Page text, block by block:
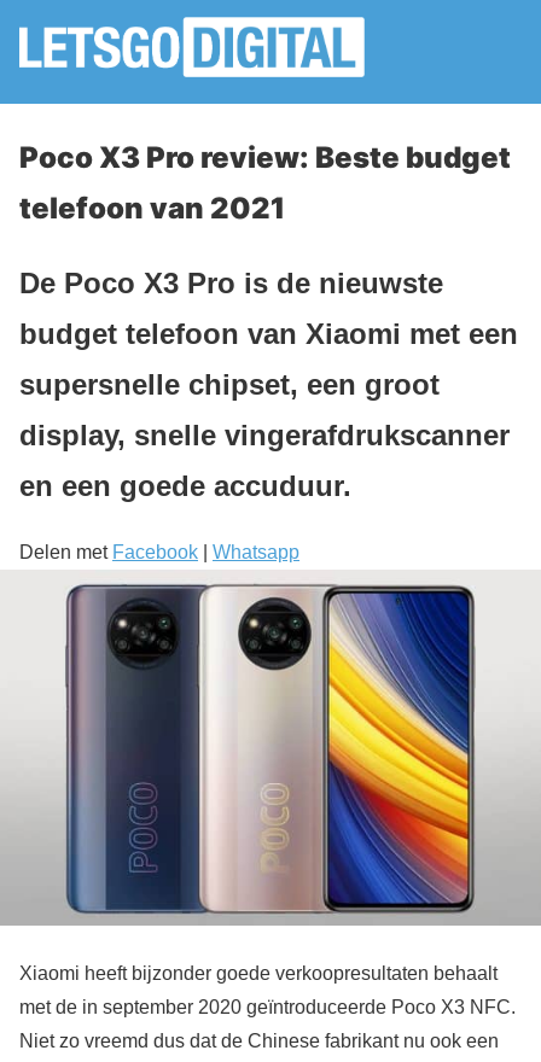
Poco X3 Pro review: Beste budget
telefoon van 2021
De Poco X3 Pro is de nieuwste
budget telefoon van Xiaomi met een
supersnelle chipset, een groot
display, snelle vingerafdrukscanner
en een goede accuduur.
Delen met Facebook Whatsapp
Xiaomi heeft bijzonder goede verkoopresultaten behaalt
met de in september 2020 geïntroduceerde Poco X3 NFC.
Niet zo vreemd dus dat de Chinese fabrikant nu ook een